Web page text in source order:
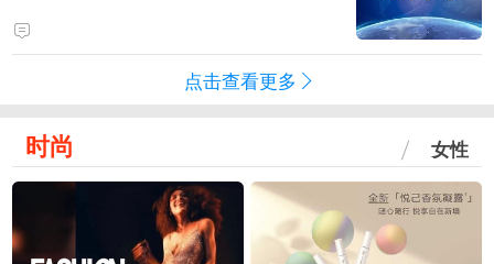
点击查看更多
时尚 女性